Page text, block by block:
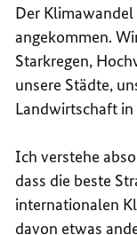
Der
angekommen.
Starkregen,
unsere Städte,
Landwirtschaft
Ich verstehe
dass die beste
internationalen
davon etwas